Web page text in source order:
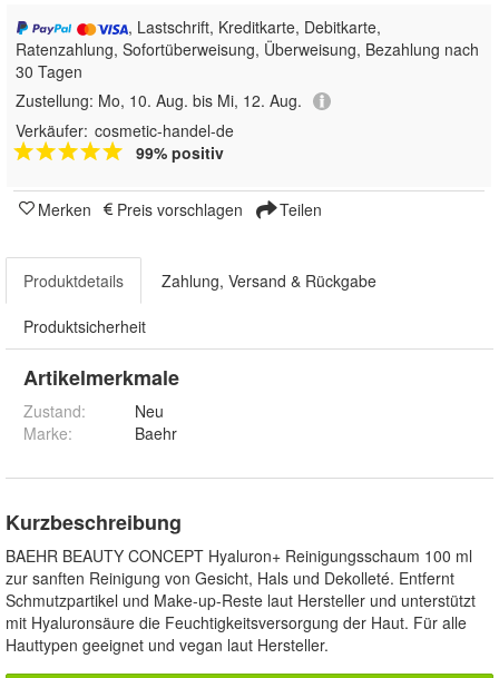
, Lastschrift, Kreditkarte, Debitkarte,
Ratenzahlung, Sofortüberweisung, Überweisung, Bezahlung nach
30 Tagen
Zustellung: Mo, 10. Aug. bis Mi, 12. Aug.
Verkäufer: cosmetic-handel-de
99% positiv
Merken Preis vorschlagen Teilen
Produktdetails Zahlung, Versand & Rückgabe
Produktsicherheit
Artikelmerkmale
Zustand:
Neu
Marke:
Baehr
Kurzbeschreibung
BAEHR BEAUTY CONCEPT Hyaluron+ Reinigungsschaum 100 ml
zur sanften Reinigung von Gesicht, Hals und Dekolleté. Entfernt
Schmutzpartikel und Make-up-Reste laut Hersteller und unterstützt
mit Hyaluronsäure die Feuchtigkeitsversorgung der Haut. Für alle
Hauttypen geeignet und vegan laut Hersteller.